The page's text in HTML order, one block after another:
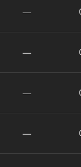
—
—
—
—